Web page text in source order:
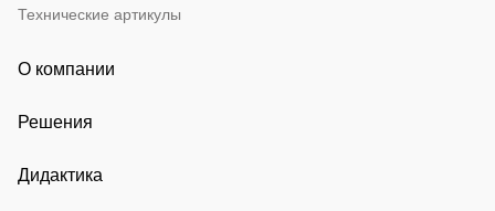
Технические артикулы
О компании
Решения
Дидактика